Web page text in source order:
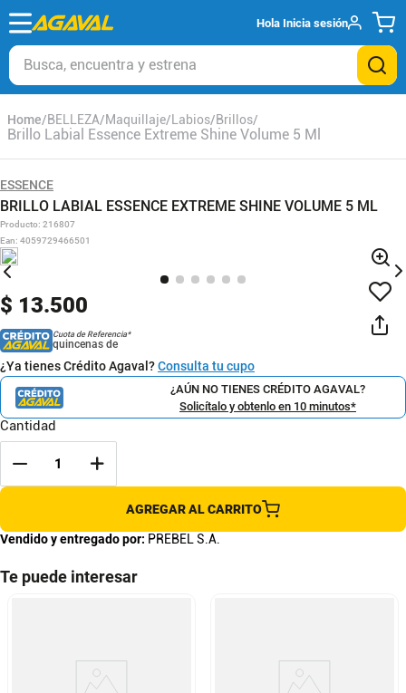
Hola Inicia sesión
Busca, encuentra y estrena
BELLEZA Maquillaje Labios Brillos
Brillo Labial Essence Extreme Shine Volume 5 Ml
ESSENCE
BRILLO LABIAL ESSENCE EXTREME SHINE VOLUME 5 ML
Producto: 216807
Ean: 4059729466501
$ 13.500
Cuota de Referencia*
quincenas de
¿Ya tienes Crédito Agaval?Consulta tu cupo
¿AÚN NO TIENES CRÉDITO AGAVAL?
Solicítalo y obtenlo en 10 minutos*
Cantidad
AGREGAR AL CARRITO
Vendido y entregado por: PREBEL S.A.
Te puede interesar